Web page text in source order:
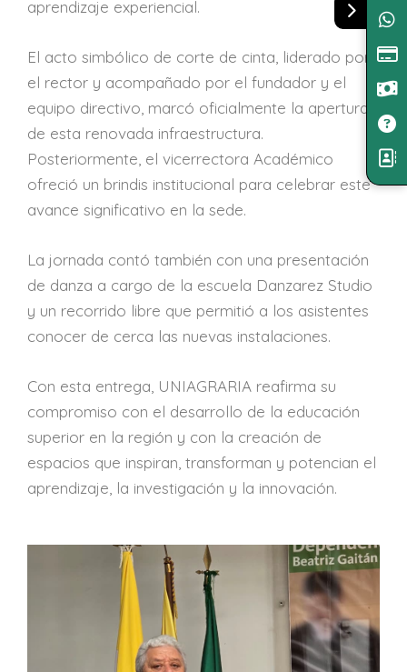
aprendizaje experiencial.
El acto simbólico de corte de cinta, liderado por
el rector y acompañado por el fundador y el
equipo directivo, marcó oficialmente la apertura
de esta renovada infraestructura.
Posteriormente, el vicerrectora Académico
ofreció un brindis institucional para celebrar este
avance significativo en la sede.
La jornada contó también con una presentación
de danza a cargo de la escuela Danzarez Studio
y un recorrido libre que permitió a los asistentes
conocer de cerca las nuevas instalaciones.
Con esta entrega, UNIAGRARIA reafirma su
compromiso con el desarrollo de la educación
superior en la región y con la creación de
espacios que inspiran, transforman y potencian el
aprendizaje, la investigación y la innovación.